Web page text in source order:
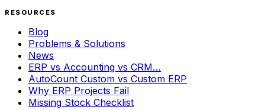
RESOURCES
Blog
Problems & Solutions
News
ERP vs Accounting vs CRM…
AutoCount Custom vs Custom ERP
Why ERP Projects Fail
Missing Stock Checklist